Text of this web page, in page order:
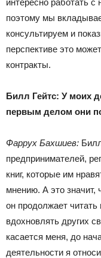
интересно работать с
поэтому мы
консультируем и
перспективе это
контракты.
Билл Гейтс: У моих
первым делом они
Фаррух Бахшиев:
предпринимателей,
книг, которые им
мнению. А это значит,
он продолжает читать
вдохновлять других
касается меня, до
деятельности я